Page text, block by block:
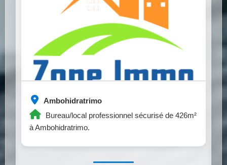
Ambohidratrimo
Bureau/local professionnel sécurisé de 426m²
à Ambohidratrimo.